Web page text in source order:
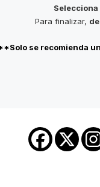
Para finalizar,
se recomienda